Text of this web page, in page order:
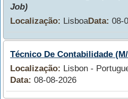
Job)
Localização: LisboaData: 08-
Técnico De Contabilidade
Localização: Lisbon -
Data: 08-08-2026